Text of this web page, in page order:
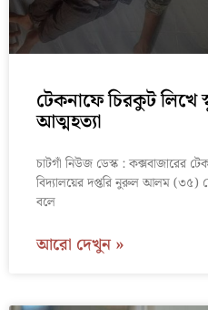
টেকনাফে চিরকুট লিখে
আত্মহত্যা
চাটগাঁ নিউজ ডেস্ক : কক্সবাজারের
বিদ্যালয়ের দপ্তরি নুরুল আলম (৩৫)
বলে
আরো দেখুন »